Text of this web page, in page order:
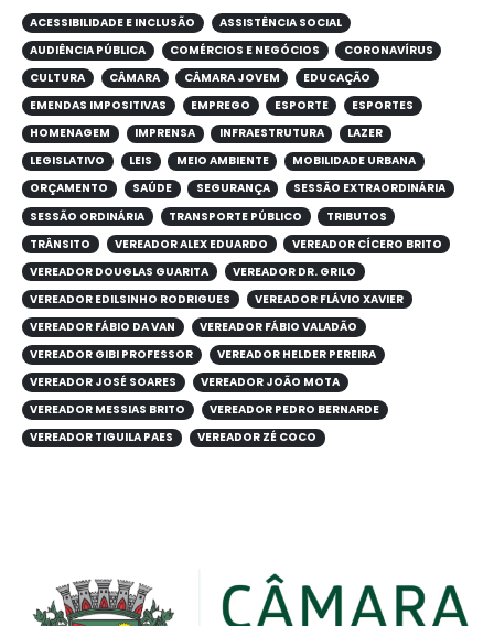
ACESSIBILIDADE E INCLUSÃO
ASSISTÊNCIA SOCIAL
AUDIÊNCIA PÚBLICA
COMÉRCIOS E NEGÓCIOS
CORONAVÍRUS
CULTURA
CÂMARA CÂMARA JOVEM
EDUCAÇÃO
EMENDAS IMPOSITIVAS
EMPREGO ESPORTE
ESPORTES
HOMENAGEM
IMPRENSA INFRAESTRUTURA
LAZER
LEGISLATIVO
LEIS MEIO AMBIENTE
MOBILIDADE URBANA
ORÇAMENTO
SAÚDE SEGURANÇA
SESSÃO EXTRAORDINÁRIA
SESSÃO ORDINÁRIA
TRANSPORTE PÚBLICO
TRIBUTOS
TRÂNSITO
VEREADOR ALEX EDUARDO
VEREADOR CÍCERO BRITO
VEREADOR DOUGLAS GUARITA
VEREADOR DR. GRILO
VEREADOR EDILSINHO RODRIGUES
VEREADOR FLÁVIO XAVIER
VEREADOR FÁBIO DA VAN
VEREADOR FÁBIO VALADÃO
VEREADOR GIBI PROFESSOR
VEREADOR HELDER PEREIRA
VEREADOR JOSÉ SOARES
VEREADOR JOÃO MOTA
VEREADOR MESSIAS BRITO
VEREADOR PEDRO BERNARDE
VEREADOR TIGUILA PAES
VEREADOR ZÉ COCO